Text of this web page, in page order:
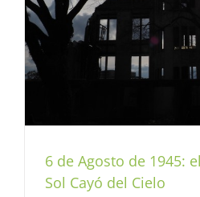
6 de Agosto de 1945:
Sol Cayó del Cielo